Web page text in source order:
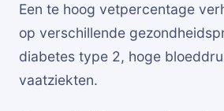
Een te hoog vetpercentage
op verschillende
diabetes type 2, hoge
vaatziekten.